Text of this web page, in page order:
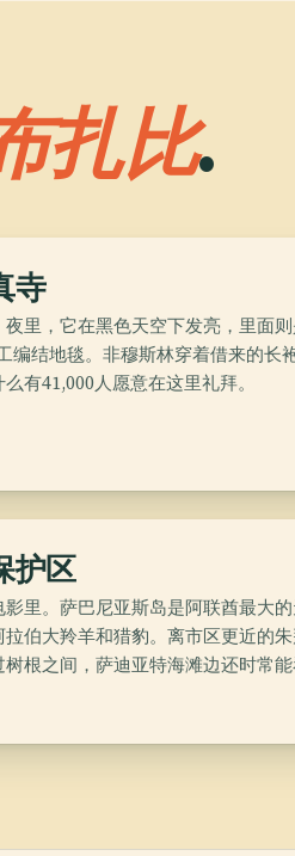
扎比.
寺
里，它在黑色天空下发亮，里面
编结地毯。非穆斯林穿着借来的长
有41,000人愿意在这里礼拜。
护区
里。萨巴尼亚斯岛是阿联酋最大
伯大羚羊和猎豹。离市区更近的
根之间，萨迪亚特海滩边还时常